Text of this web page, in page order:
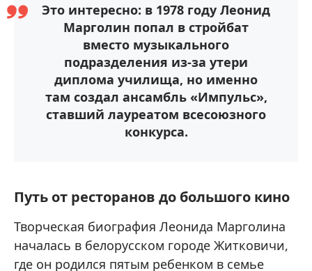
Это интересно: в 1978 году Леонид
Марголин попал в стройбат
вместо музыкального
подразделения из-за утери
диплома училища, но именно
там создал ансамбль «Импульс»,
ставший лауреатом всесоюзного
конкурса.
Путь от ресторанов до большого кино
Творческая биография Леонида Марголина
началась в белорусском городе Житковичи,
где он родился пятым ребенком в семье